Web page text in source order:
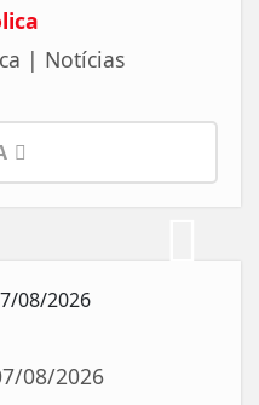
| Notícias
08/2026